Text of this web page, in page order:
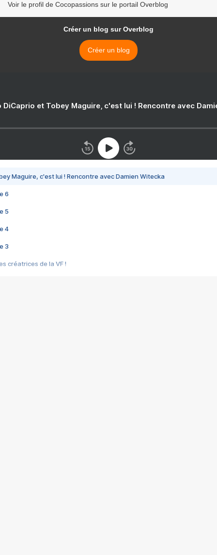
Voir le profil de Cocopassions sur le portail Overblog
Créer un blog sur Overblog
Créer un blog
DiCaprio et Tobey Maguire, c'est lui ! Rencontre avec
Maguire, c'est lui ! Rencontre avec Damien Witecka
6
5
4
3
créatrices de la VF !